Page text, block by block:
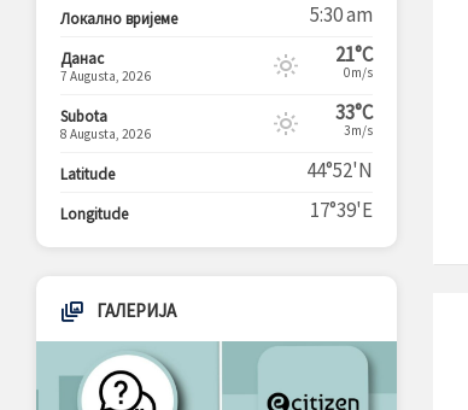
Локално вријеме 5:30 am
Данас
7 Augusta, 2026
21°C
0m/s
Subota
8 Augusta, 2026
33°C
3m/s
Latitude 44°52'N
Longitude 17°39'E
ГАЛЕРИЈА